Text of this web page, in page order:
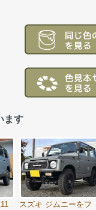
ます
スズキ ジムニーをフ